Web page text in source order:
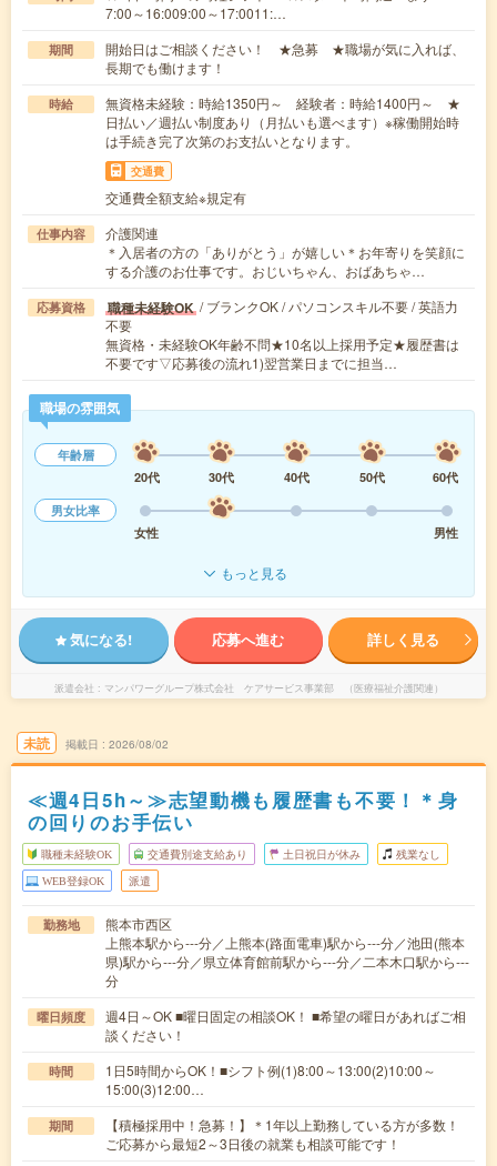
7:00～16:009:00～17:0011:…
期間
開始日はご相談ください！ ★急募 ★職場が気に入れば、
長期でも働けます！
時給
無資格未経験：時給1350円～ 経験者：時給1400円～ ★
日払い／週払い制度あり（月払いも選べます）※稼働開始時
は手続き完了次第のお支払いとなります。
交通費
交通費全額支給※規定有
仕事内容
介護関連
＊入居者の方の「ありがとう」が嬉しい＊お年寄りを笑顔に
する介護のお仕事です。おじいちゃん、おばあちゃ…
応募資格 職種未経験OK / ブランクOK / パソコンスキル不要 / 英語力
不要
無資格・未経験OK年齢不問★10名以上採用予定★履歴書は
不要です▽応募後の流れ1)翌営業日までに担当…
職場の雰囲気
年齢層
20代
30代 40代 50代
60代
男女比率
女性
男性
もっと見る
気になる! 応募へ進む 詳しく見る
派遣会社 マンパワーグループ株式会社 ケアサービス事業部 （医療福祉介護関連）
未読 掲載日 2026/08/02
≪週4日5h～≫志望動機も履歴書も不要！＊身
の回りのお手伝い
職種未経験OK 交通費別途支給あり 土日祝日が休み 残業なし
WEB登録OK 派遣
勤務地
熊本市西区
上熊本駅から---分／上熊本(路面電車)駅から---分／池田(熊本
県)駅から---分／県立体育館前駅から---分／二本木口駅から---
分
曜日頻度
週4日～OK ■曜日固定の相談OK！ ■希望の曜日があればご相
談ください！
時間
1日5時間からOK！■シフト例(1)8:00～13:00(2)10:00～
15:00(3)12:00…
期間
【積極採用中！急募！】＊1年以上勤務している方が多数！
ご応募から最短2～3日後の就業も相談可能です！